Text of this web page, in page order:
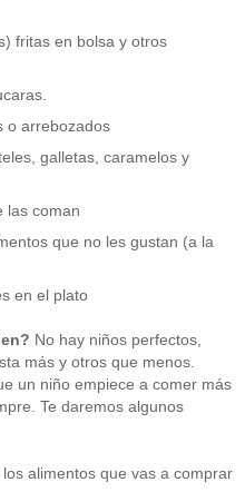
fritas en bolsa y otros
o arrebozados
galletas, caramelos y
las coman
que no les gustan (a la
en el plato
No hay niños perfectos,
más y otros que menos.
un niño empiece a comer más
Te daremos algunos
alimentos que vas a comprar